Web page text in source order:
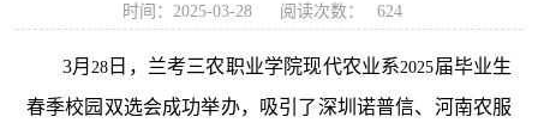
时间：2025-03-28 阅读次数： 624
3月 28 日，兰考三农职业学院现代农业系2025届毕业生
春季校园双选会成功举办，吸引了深圳诺普信、河南农服